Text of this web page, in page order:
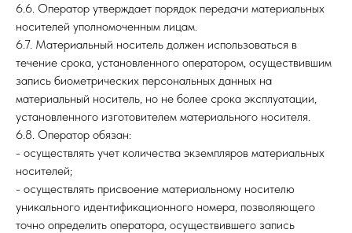
6.6. Оператор утверждает порядок передачи материальных
носителей уполномоченным лицам.
6.7. Материальный носитель должен использоваться в
течение срока, установленного оператором, осуществившим
запись биометрических персональных данных на
материальный носитель, но не более срока эксплуатации,
установленного изготовителем материального носителя.
6.8. Оператор обязан:
- осуществлять учет количества экземпляров материальных
носителей;
- осуществлять присвоение материальному носителю
уникального идентификационного номера, позволяющего
точно определить оператора, осуществившего запись